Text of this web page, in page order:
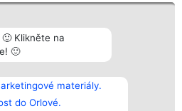
Klikněte na
🙂
materiály.
do Orlové.
všech
laureátů
Kontakt